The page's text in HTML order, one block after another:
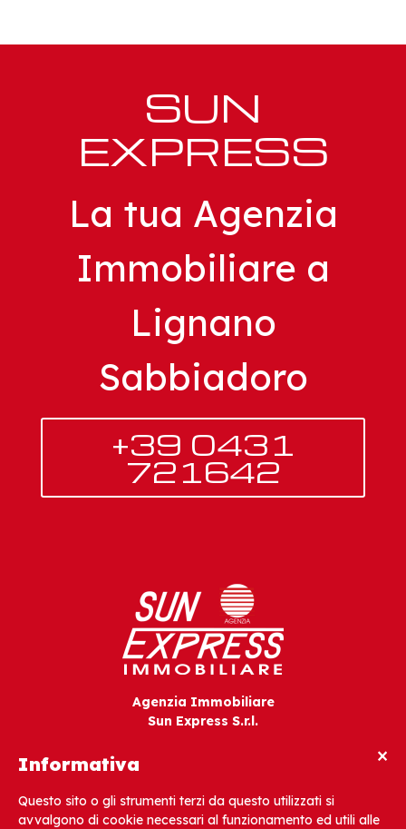
SUN
EXPRESS
La tua Agenzia
Immobiliare a
Lignano
Sabbiadoro
+39 0431
721642
Agenzia Immobiliare
Sun Express S.r.l.
33054 Lignano Sabbiadoro (UD) – Italia
Tel. +39 0431 721642
×
Informativa
Questo sito o gli strumenti terzi da questo utilizzati si
avvalgono di cookie necessari al funzionamento ed utili alle